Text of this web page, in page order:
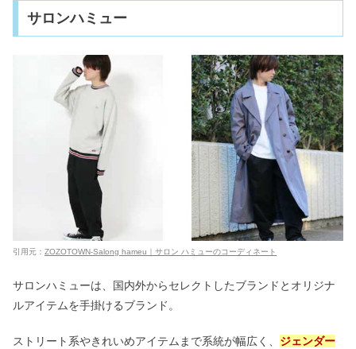
サロンハミュー
引用元： ZOZOTOWN-Salong hameu｜サロン ハミューのコーディネート
サロンハミューは、国内外からセレクトしたブランドとオリジナ
ルアイテムを手掛けるブランド。
ストリート系やきれいめアイテムまで系統が幅広く、 ジェンダー